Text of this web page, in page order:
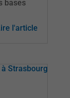
bases
l'article